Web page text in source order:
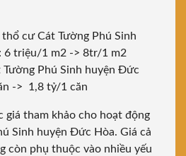
cư Cát Tường Phú Sinh
6 triệu/1 m2 -> 8tr/1 m2
Tường Phú Sinh huyện Đức
-> 1,8 tỷ/1 căn
giá tham khảo cho hoạt động
Sinh huyện Đức Hòa. Giá cả
phụ thuộc vào nhiều yếu